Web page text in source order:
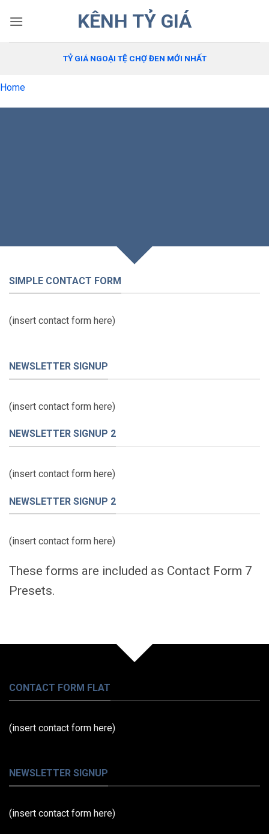
qua
KÊNH TỶ GIÁ
TỶ GIÁ NGOẠI TỆ CHỢ ĐEN MỚI NHẤT
Home
SIMPLE CONTACT FORM
(insert contact form here)
NEWSLETTER SIGNUP
(insert contact form here)
NEWSLETTER SIGNUP 2
(insert contact form here)
NEWSLETTER SIGNUP 2
(insert contact form here)
These forms are included as Contact Form 7
Presets.
CONTACT FORM FLAT
(insert contact form here)
NEWSLETTER SIGNUP
(insert contact form here)